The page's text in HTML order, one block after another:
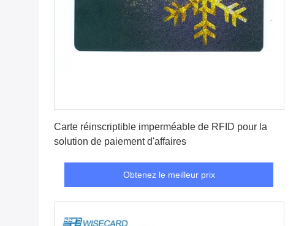
Carte réinscriptible imperméable de RFID pour la
solution de paiement d'affaires
Obtenez le meilleur prix